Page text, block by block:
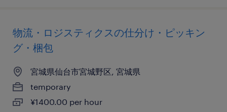
物流・ロジスティクスの仕分け・ピッキン
グ・梱包
宮城県仙台市宮城野区, 宮城県
temporary
¥1400.00 per hour